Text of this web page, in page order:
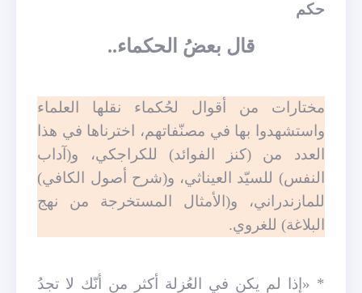
حكم
قال بعضُ الحكماء..
مختارات من أقوال لحُكماء نقلها العلماء
واستشهدوا بها في مصنّفاتهم، اخترناها في هذا
العدد من (كنز الفوائد) للكراجكي، و(آداب
النفس) للسيّد العيناثي، و(شرح أصول الكافي)
للمازندراني، و(الأمثال المستخرجة من نهج
البلاغة) للغروي.
* «إذا لم يكن في العُزلة أكثر من أنّك لا تجدُ